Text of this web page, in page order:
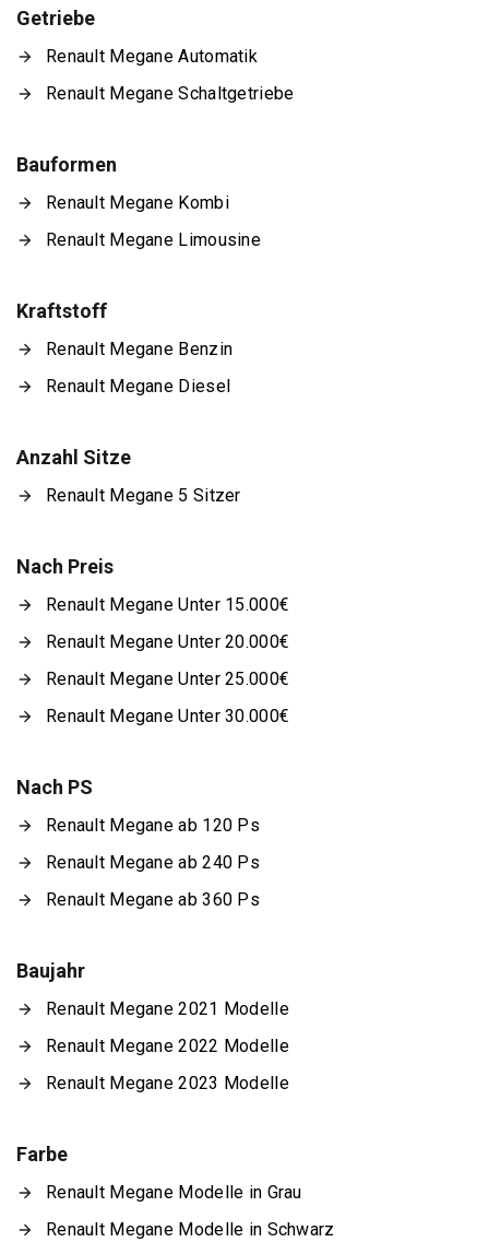
Getriebe
Renault Megane Automatik
Renault Megane Schaltgetriebe
Bauformen
Renault Megane Kombi
Renault Megane Limousine
Kraftstoff
Renault Megane Benzin
Renault Megane Diesel
Anzahl Sitze
Renault Megane 5 Sitzer
Nach Preis
Renault Megane Unter 15.000€
Renault Megane Unter 20.000€
Renault Megane Unter 25.000€
Renault Megane Unter 30.000€
Nach PS
Renault Megane ab 120 Ps
Renault Megane ab 240 Ps
Renault Megane ab 360 Ps
Baujahr
Renault Megane 2021 Modelle
Renault Megane 2022 Modelle
Renault Megane 2023 Modelle
Farbe
Renault Megane Modelle in Grau
Renault Megane Modelle in Schwarz